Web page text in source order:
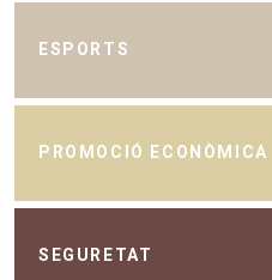
ESPORTS
PROMOCIÓ ECONÒMICA
SEGURETAT